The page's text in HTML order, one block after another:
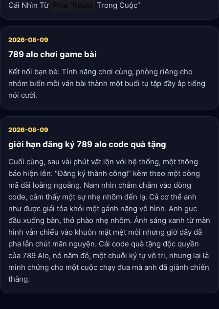
Cái Nhìn Từ Phía “Người Trong Cuộc”
2026-08-09
789 alo chơi game bài
Kết nối bạn bè: Tính năng chơi cùng, phòng riêng cho
nhóm biến mỗi ván bài thành một buổi tụ tập đầy ắp tiếng
nói cười.
2026-08-09
giới hạn đăng ký 789 alo code quà tặng
Cuối cùng, sau vài phút vật lộn với hệ thống, một thông
báo hiện lên: “Đăng ký thành công!” kèm theo một dòng
mã dài loằng ngoằng. Nam nhìn chằm chằm vào dòng
code, cảm thấy một sự nhẹ nhõm đến lạ. Cả cơ thể anh
như được giải tỏa khỏi một gánh nặng vô hình. Anh gục
đầu xuống bàn, thở phào nhẹ nhõm. Ánh sáng xanh từ màn
hình vẫn chiếu vào khuôn mặt mệt mỏi nhưng giờ đây đã
pha lẫn chút mãn nguyện. Cái code quà tặng độc quyền
của 789 Alo, nó nằm đó, một chuỗi ký tự vô tri, nhưng lại là
minh chứng cho một cuộc chạy đua mà anh đã giành chiến
thắng.